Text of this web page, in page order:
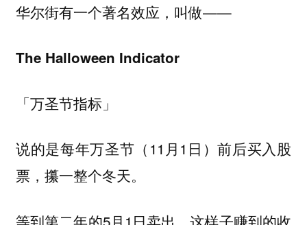
华尔街有一个著名效应，叫做——
The Halloween Indicator
「万圣节指标」
说的是每年万圣节（11月1日）前后买入股
票，攥一整个冬天。
等到第二年的5月1日卖出，这样子赚到的收